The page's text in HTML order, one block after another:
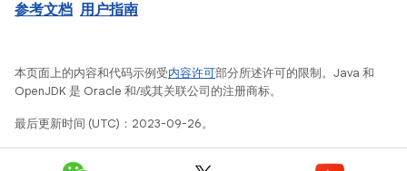
参考文档 用户指南
本页面上的内容和代码示例受内容许可部分所述许可的限制。Java 和
OpenJDK 是 Oracle 和/或其关联公司的注册商标。
最后更新时间 (UTC)：2023-09-26。